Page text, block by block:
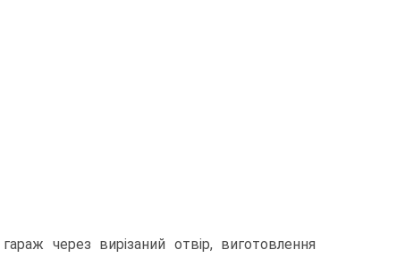
через вирізаний отвір, виготовлення